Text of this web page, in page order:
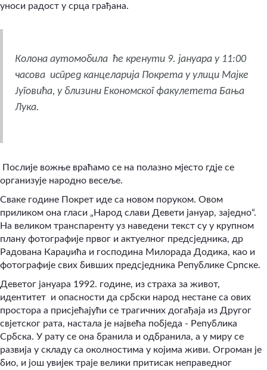
уноси радост у срца грађана.
Колона аутомобила ће кренути 9. јануара у 11:00
часова испред канцеларија Покрета у улици Мајке
Југовића, у близини Економског факулетета Бања
Лука.
Послије вожње враћамо се на полазно мјесто гдје се
организује народно весеље.
Сваке године Покрет иде са новом поруком. Овом
приликом она гласи „Народ слави Девети јануар, заједно“.
На великом транспаренту уз наведени текст су у крупном
плану фотографије првог и актуелног предсједника, др
Радована Караџића и господина Милорада Додика, као и
фотографије свих бивших предсједника Републике Српске.
Деветог јануара 1992. године, из страха за живот,
идентитет и опасности да србски народ нестане са ових
простора а присјећајући се трагичних догађаја из Другог
свјетског рата, настала је највећа побједа - Република
Србска. У рату се она бранила и одбранила, а у миру се
развија у складу са околностима у којима живи. Огроман је
био, и још увијек траје велики притисак неправедног